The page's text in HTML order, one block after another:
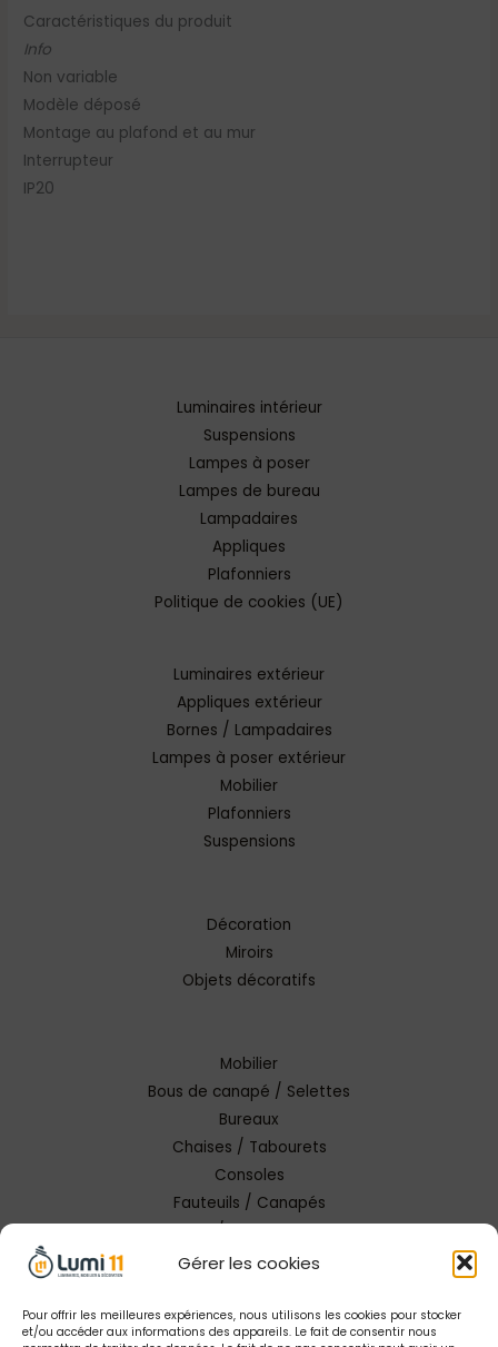
Gérer les cookies
Pour offrir les meilleures expériences, nous utilisons les cookies pour stocker
et/ou accéder aux informations des appareils. Le fait de consentir nous
Caractéristiques du produit
Info
Non variable
Modèle déposé
Montage au plafond et au mur
Interrupteur
IP20
Luminaires intérieur
Suspensions
Lampes à poser
Lampes de bureau
Lampadaires
Appliques
Plafonniers
Politique de cookies (UE)
Luminaires extérieur
Appliques extérieur
Bornes / Lampadaires
Lampes à poser extérieur
Mobilier
Plafonniers
Suspensions
Décoration
Miroirs
Objets décoratifs
Mobilier
Bous de canapé / Selettes
Bureaux
Chaises / Tabourets
Consoles
Fauteuils / Canapés
Tables / Tables basses